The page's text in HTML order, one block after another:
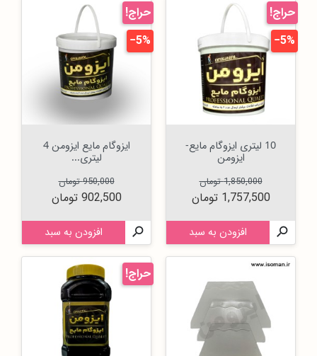
10 لیتری ایزوگام مایع-
ایزومن
قیمت عادی
1,850,000 تومان
قیمت
1,757,500 تومان
 افزودن به سبد
حراج!
‎−5%
ایزوگام مایع ایزومن 4
لیتری...
قیمت عادی
950,000 تومان
قیمت
902,500 تومان
 افزودن به سبد
حراج!
‎−5%
حراج!